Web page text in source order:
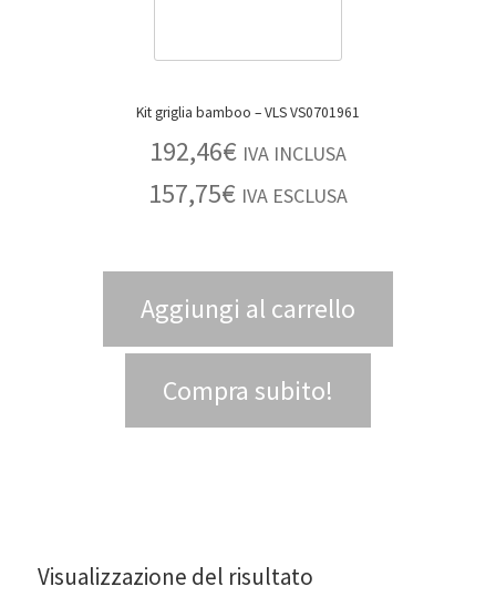
Kit griglia bamboo – VLS VS0701961
192,46€ IVA INCLUSA
157,75€ IVA ESCLUSA
Aggiungi al carrello
Compra subito!
Visualizzazione del risultato